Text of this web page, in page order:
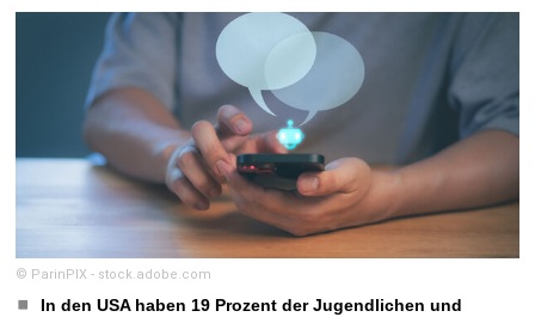
© ParinPIX - stock.adobe.com
In den USA haben 19 Prozent der Jugendlichen und